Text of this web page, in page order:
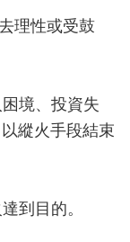
理性或受鼓
境、投資失
縱火手段結束
到目的。